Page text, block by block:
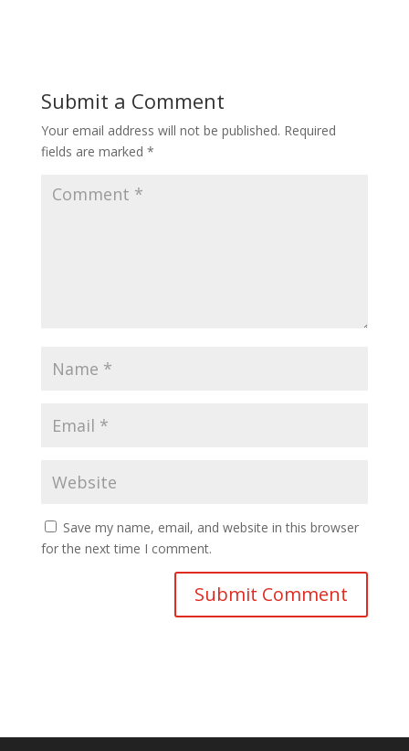
Submit a Comment
Your email address will not be published. Required
fields are marked *
Save my name, email, and website in this browser
for the next time I comment.